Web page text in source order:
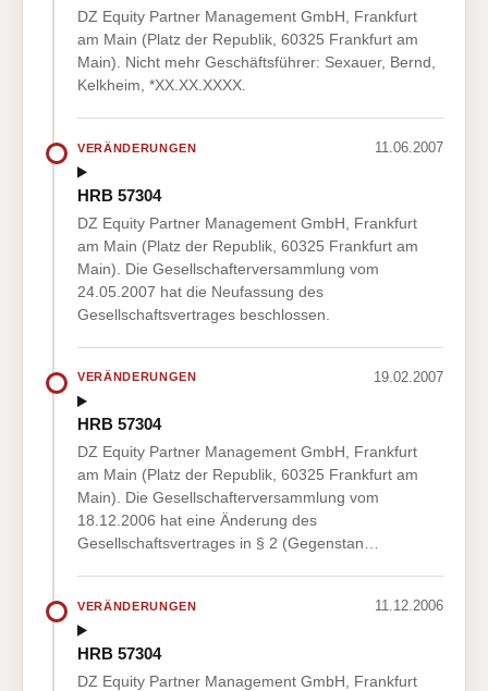
DZ Equity Partner Management GmbH, Frankfurt
am Main (Platz der Republik, 60325 Frankfurt am
Main). Nicht mehr Geschäftsführer: Sexauer, Bernd,
Kelkheim, *XX.XX.XXXX.
VERÄNDERUNGEN 11.06.2007
HRB 57304
DZ Equity Partner Management GmbH, Frankfurt
am Main (Platz der Republik, 60325 Frankfurt am
Main). Die Gesellschafterversammlung vom
24.05.2007 hat die Neufassung des
Gesellschaftsvertrages beschlossen.
VERÄNDERUNGEN 19.02.2007
HRB 57304
DZ Equity Partner Management GmbH, Frankfurt
am Main (Platz der Republik, 60325 Frankfurt am
Main). Die Gesellschafterversammlung vom
18.12.2006 hat eine Änderung des
Gesellschaftsvertrages in § 2 (Gegenstan…
VERÄNDERUNGEN 11.12.2006
HRB 57304
DZ Equity Partner Management GmbH, Frankfurt